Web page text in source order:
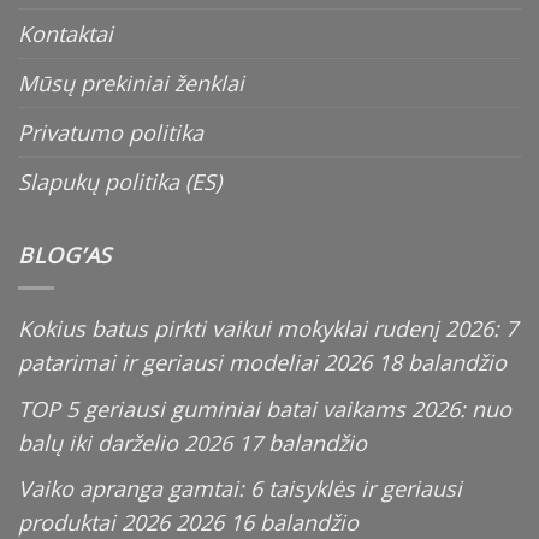
Kontaktai
Mūsų prekiniai ženklai
Privatumo politika
Slapukų politika (ES)
BLOG’AS
Kokius batus pirkti vaikui mokyklai rudenį 2026: 7
patarimai ir geriausi modeliai 2026 18 balandžio
TOP 5 geriausi guminiai batai vaikams 2026: nuo
balų iki darželio 2026 17 balandžio
Vaiko apranga gamtai: 6 taisyklės ir geriausi
produktai 2026 2026 16 balandžio